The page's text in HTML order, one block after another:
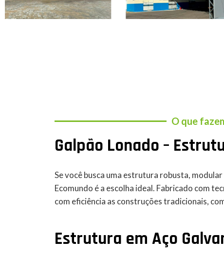
O que
Galpão Lonado –
Se você busca uma estrutura robusta,
Ecomundo é a escolha ideal. Fabricado com
com eficiência as construções tradicionais,
Estrutura em Aço